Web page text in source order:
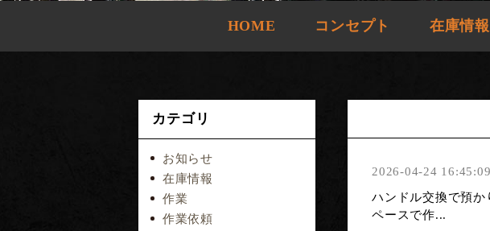
HOME コンセプト 在庫情報
カテゴリ
お知らせ
在庫情報
作業
作業依頼
2026-04-24 16:45:09
ハンドル交換で預
ペースで作...